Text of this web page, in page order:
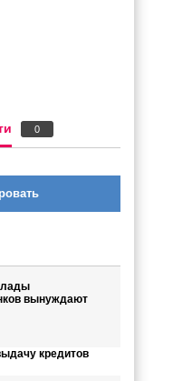
0
вынуждают
кредитов